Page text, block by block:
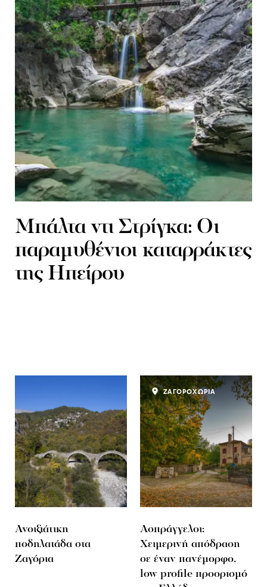
Μπάλτα ντι Στρίγκα: Οι
παραμυθένιοι καταρράκτες
της Ηπείρου
Ανοιξιάτικη
ποδηλατάδα στα
Ζαγόρια
Ασπράγγελοι:
Χειμερινή απόδραση
σε έναν πανέμορφο,
low profile προορισμό
ΖΑΓΟΡΟΧΩΡΙΑ